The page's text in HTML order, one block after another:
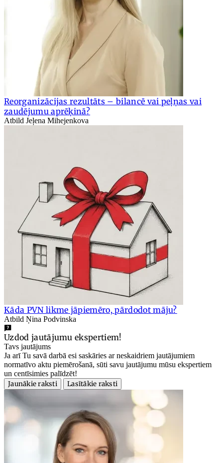
Reorganizācijas rezultāts – bilancē vai peļņas vai
zaudējumu aprēķinā?
Atbild Jeļena Mihejenkova
Kāda PVN likme jāpiemēro, pārdodot māju?
Atbild Ņina Podvinska
Uzdod jautājumu ekspertiem!
Tavs jautājums
Ja arī Tu savā darbā esi saskāries ar neskaidriem jautājumiem
normatīvo aktu piemērošanā, sūti savu jautājumu mūsu ekspertiem
un centīsimies palīdzēt!
Jaunākie raksti
Lasītākie raksti